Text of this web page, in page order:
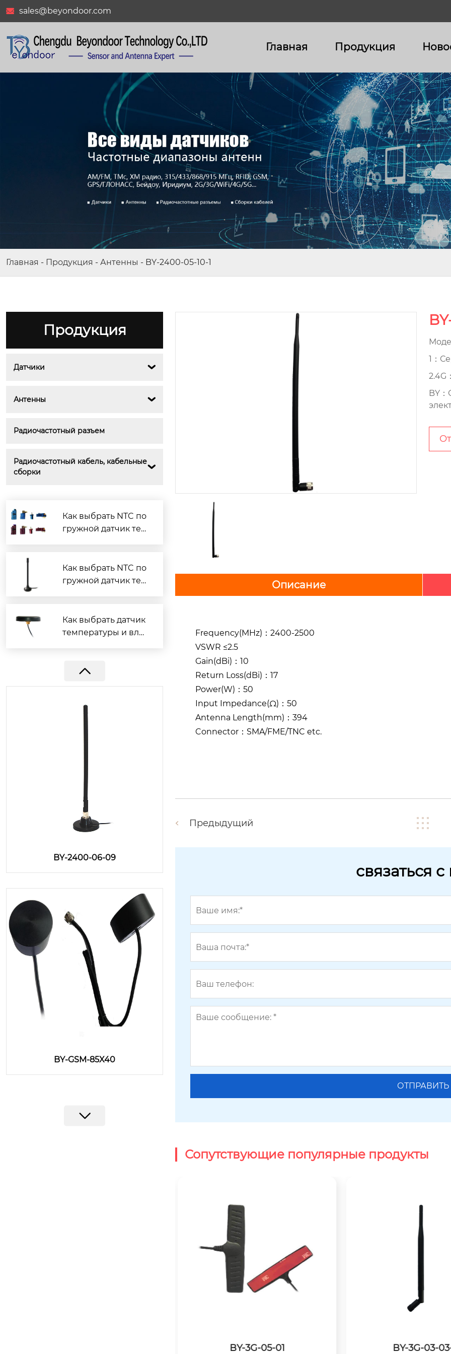
 sales@beyondoor.com
Главная Продукция
Главная - Продукция - Антенны - BY-2400-05-10-1
Продукция
Датчики 
Антенны 
Радиочастотный разъем
Радиочастотный кабель, кабельные
сборки

Как выбрать NTC по
гружной датчик тем
Как выбрать NTC по
гружной датчик тем
Как выбрать датчик
температуры и вла
BY-GPS/GLONASS-252
BY-2400-06-09
BY-GSM-85X40
1：
2.4G
BY
Описание
Frequency(MHz)：2400-2500
VSWR ≤2.5
Gain(dBi)：10
Return Loss(dBi)：17
Power(W)：50
Input Impedance(Ω)：50
Antenna Length(mm)：394
Connector：SMA/FME/TNC etc.
Предыдущий
связаться
Сопутствующие популярные продукты
BY-3G-05-01 BY-3G-03-